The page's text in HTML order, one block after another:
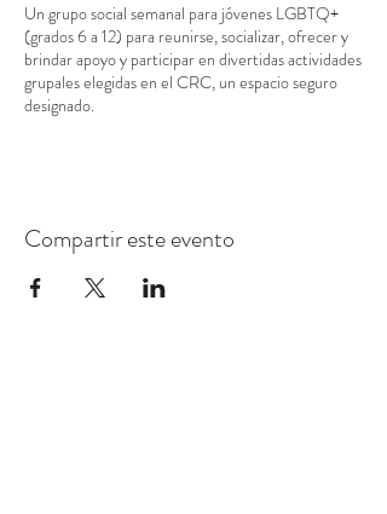
Un grupo social semanal para jóvenes LGBTQ+
(grados 6 a 12) para reunirse, socializar, ofrecer y
brindar apoyo y participar en divertidas actividades
grupales elegidas en el CRC, un espacio seguro
designado.
Compartir este evento